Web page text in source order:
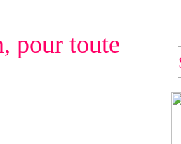
à défaut, impossible de te
pour toute